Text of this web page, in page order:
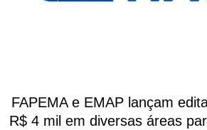
FAPEMA e EMAP lançam
R$ 4 mil em diversas áreas